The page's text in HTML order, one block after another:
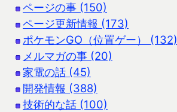
ページの事 (150)
ページ更新情報 (173)
ポケモンGO（位置ゲー） (132)
メルマガの事 (20)
家電の話 (45)
開発情報 (388)
技術的な話 (100)